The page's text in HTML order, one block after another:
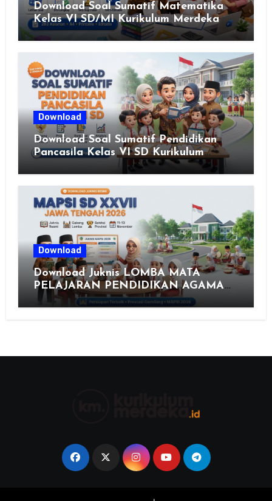
Download Soal Sumatif Matematika
Kelas VI SD/MI Kurikulum Merdeka
Download
Download Soal Sumatif Pendidikan
Pancasila Kelas VI SD Kurikulum
Merdeka, Solusi Praktis Guru
Download
Download Juknis LOMBA MATA
PELAJARAN PENDIDIKAN AGAMA
ISLAM DAN SENI ISLAMI (MAPSI)